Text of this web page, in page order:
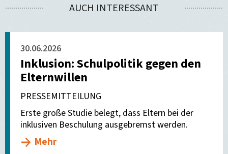
versenden
AUCH INTERESSANT
30.06.2026
Inklusion: Schulpolitik gegen den
Elternwillen
PRESSEMITTEILUNG
Erste große Studie belegt, dass Eltern bei der
inklusiven Beschulung ausgebremst werden.
Mehr